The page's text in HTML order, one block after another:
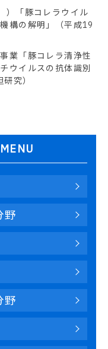
）「豚コレラウイル
構の解明」（平成19
業「豚コレラ清浄性
ウイルスの抗体識別
究）
野
野